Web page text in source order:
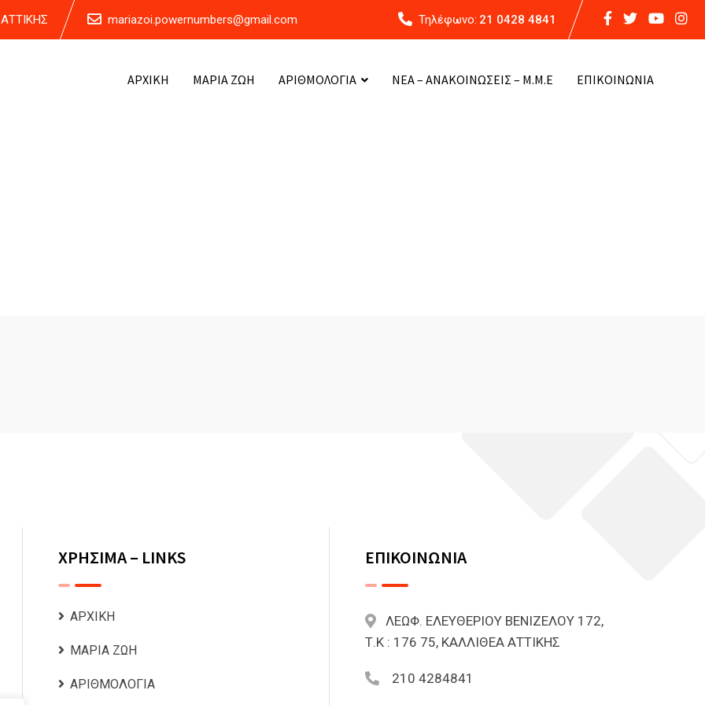
mariazoi.powernumbers@gmail.com Τηλέφωνο: 21 0428 4841
ΑΡΧΙΚΗ ΜΑΡΙΑ ΖΩΗ ΑΡΙΘΜΟΛΟΓΙΑ ΝΕΑ – ΑΝΑΚΟΙΝΩΣΕΙΣ – Μ.Μ.Ε ΕΠΙΚΟΙΝΩΝΙΑ
ΧΡΗΣΙΜΑ – LINKS
ΑΡΧΙΚΗ
ΜΑΡΙΑ ΖΩΗ
ΑΡΙΘΜΟΛΟΓΙΑ
ΕΠΙΚΟΙΝΩΝΙΑ
ΛΕΩΦ. ΕΛΕΥΘΕΡΙΟΥ ΒΕΝΙΖΕΛΟΥ 172,
Τ.Κ : 176 75, ΚΑΛΛΙΘΕΑ ΑΤΤΙΚΗΣ
210 4284841